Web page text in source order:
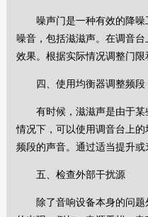
噪声门是一种有效的降噪
噪音，包括滋滋声。在调音
效果。根据实际情况调整门限
四、使用均衡器调整频段
有时候，滋滋声是由于某
情况下，可以使用调音台上
频段的声音。通过适当提升或
五、检查外部干扰源
除了音响设备本身的问题